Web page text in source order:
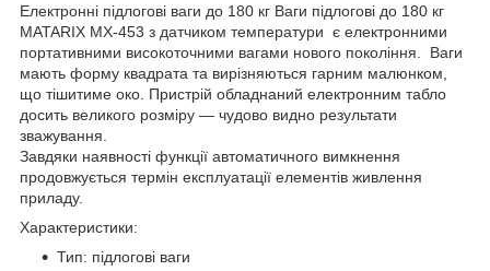
Електронні підлогові ваги до 180 кг Ваги підлогові до 180 кг
MATARIX MX-453 з датчиком температури є електронними
портативними високоточними вагами нового покоління. Ваги
мають форму квадрата та вирізняються гарним малюнком,
що тішитиме око. Пристрій обладнаний електронним табло
досить великого розміру — чудово видно результати
зважування.
Завдяки наявності функції автоматичного вимкнення
продовжується термін експлуатації елементів живлення
приладу.
Характеристики:
Тип: підлогові ваги